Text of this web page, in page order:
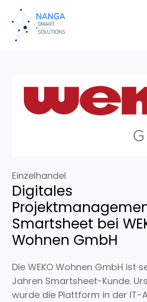
Einzelhandel
Digitales
Smartsheet bei
Wohnen GmbH
Die WEKO Wohnen GmbH ist
Jahren Smartsheet-Kunde.
wurde die Plattform in der IT-